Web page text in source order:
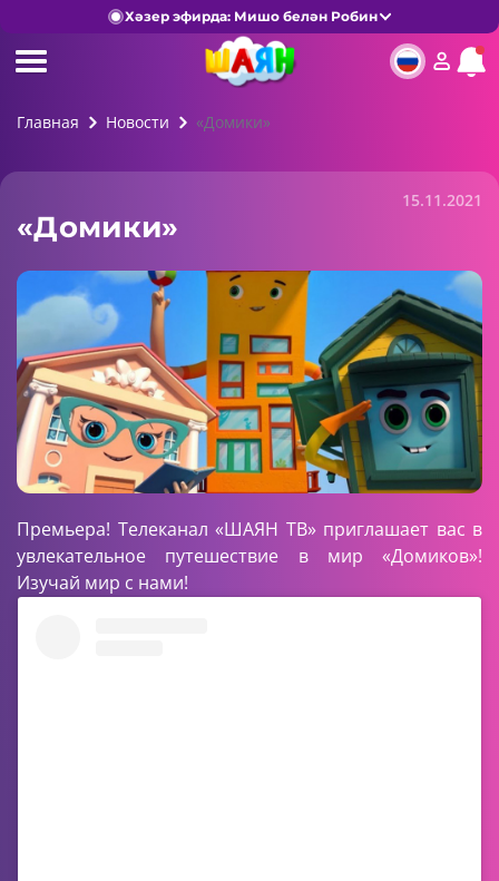
Хәзер эфирда: Мишо белән Робин
Главная Новости «Домики»
15.11.2021
«Домики»
Премьера! Телеканал «ШАЯН ТВ» приглашает вас в
увлекательное путешествие в мир «Домиков»!
Изучай мир с нами!